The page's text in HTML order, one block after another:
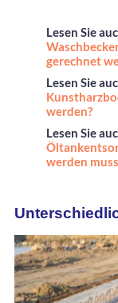
Lesen Sie
gerechnet
Lesen Sie
werden?
Lesen Sie
werden muss